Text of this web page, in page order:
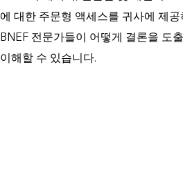
에 대한 주문형 액세스를 귀사에 제공
BNEF 전문가들이 어떻게 결론을 도
이해할 수 있습니다.